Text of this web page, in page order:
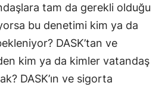
tam da gerekli olduğu
bu denetimi kim ya da
DASK’tan ve
kim ya da kimler vatandaş
DASK’ın ve sigorta